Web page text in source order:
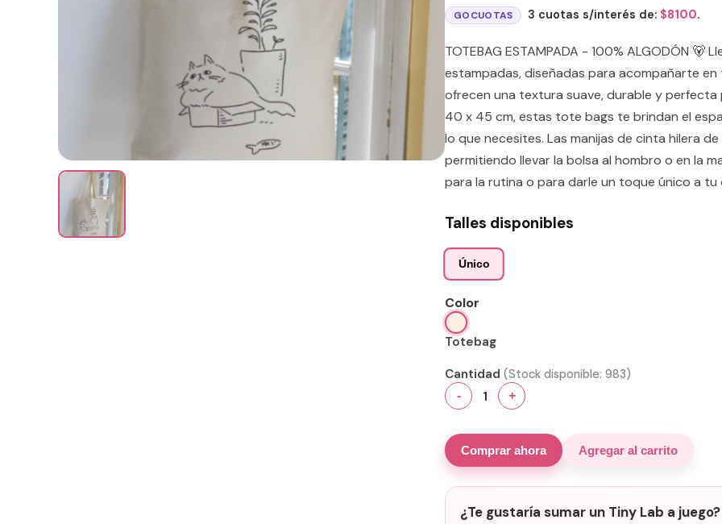
GOCUOTAS 3 cuotas s/interés de: $8100.
TOTEBAG ESTAMPADA - 100% ALGODÓN
estampadas, diseñadas para acompañarte
ofrecen una textura suave, durable y
40 x 45 cm, estas tote bags te brindan el
lo que necesites. Las manijas de cinta hilera
permitiendo llevar la bolsa al hombro o en la
para la rutina o para darle un toque único a
Talles disponibles
Único
Color
Totebag
Cantidad (Stock disponible: 983)
- 1 +
Comprar ahora Agregar al carrito
¿Te gustaría sumar un Tiny Lab a juego?